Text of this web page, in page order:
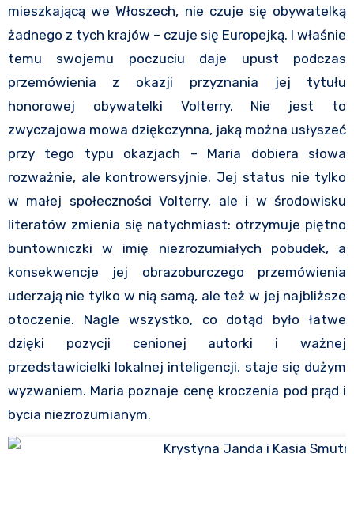
mieszkającą we Włoszech, nie czuje się obywatelką
żadnego z tych krajów – czuje się Europejką. I właśnie
temu swojemu poczuciu daje upust podczas
przemówienia z okazji przyznania jej tytułu
honorowej obywatelki Volterry. Nie jest to
zwyczajowa mowa dziękczynna, jaką można usłyszeć
przy tego typu okazjach – Maria dobiera słowa
rozważnie, ale kontrowersyjnie. Jej status nie tylko
w małej społeczności Volterry, ale i w środowisku
literatów zmienia się natychmiast: otrzymuje piętno
buntowniczki w imię niezrozumiałych pobudek, a
konsekwencje jej obrazoburczego przemówienia
uderzają nie tylko w nią samą, ale też w jej najbliższe
otoczenie. Nagle wszystko, co dotąd było łatwe
dzięki pozycji cenionej autorki i ważnej
przedstawicielki lokalnej inteligencji, staje się dużym
wyzwaniem. Maria poznaje cenę kroczenia pod prąd i
bycia niezrozumianym.